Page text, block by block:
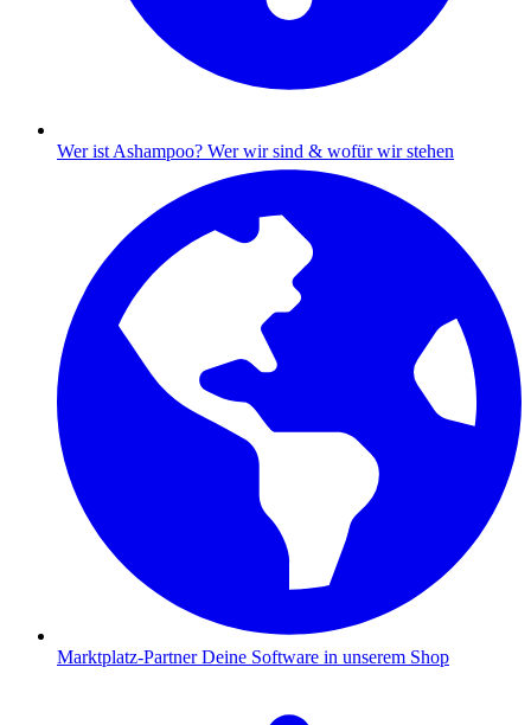
Wer ist Ashampoo? Wer wir sind & wofür wir stehen
Marktplatz-Partner Deine Software in unserem Shop